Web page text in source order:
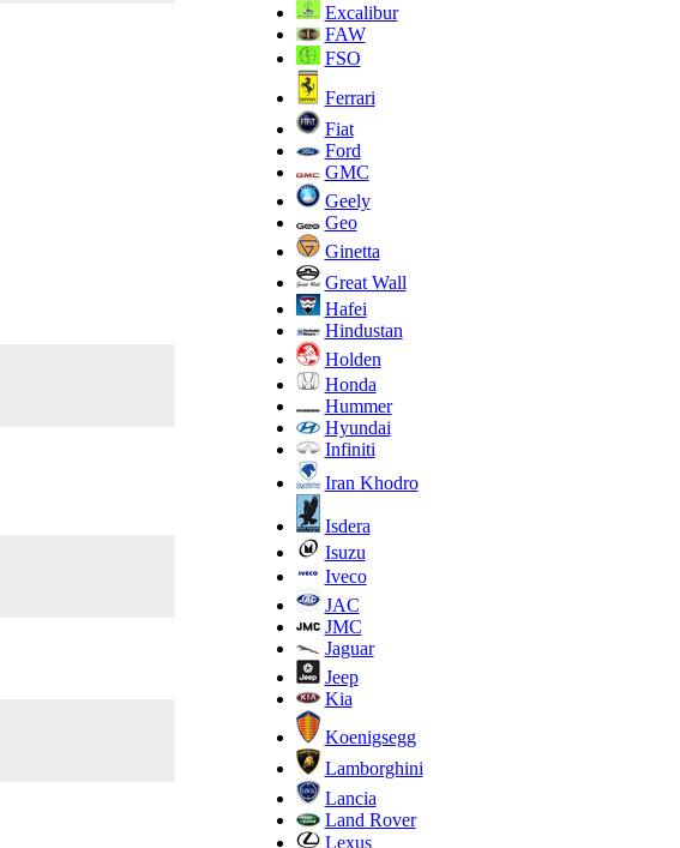
Excalibur
FAW
FSO
Ferrari
Fiat
Ford
GMC
Geely
Geo
Ginetta
Great Wall
Hafei
Hindustan
Holden
Honda
Hummer
Hyundai
Infiniti
Iran Khodro
Isdera
Isuzu
Iveco
JAC
JMC
Jaguar
Jeep
Kia
Koenigsegg
Lamborghini
Lancia
Land Rover
Lexus